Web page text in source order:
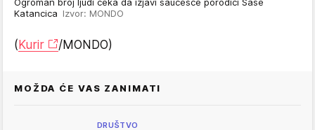
Ogroman broj ljudi ceka da izjavi saucesce porodici Sase
Katancica Izvor: MONDO
( Kurir /MONDO)
MOŽDA ĆE VAS ZANIMATI
DRUŠTVO